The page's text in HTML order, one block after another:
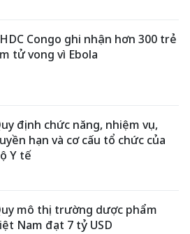
Congo ghi nhận hơn 300 trẻ
tử vong vì Ebola
định chức năng, nhiệm vụ,
hạn và cơ cấu tổ chức của
Y tế
mô thị trường dược phẩm
Nam đạt 7 tỷ USD